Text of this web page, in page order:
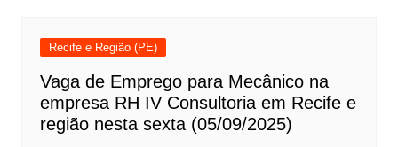
Recife e Região (PE)
Vaga de Emprego para Mecânico na
empresa RH IV Consultoria em Recife e
região nesta sexta (05/09/2025)